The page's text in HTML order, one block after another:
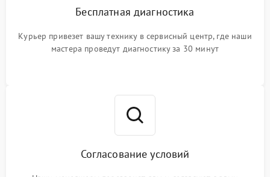
Бесплатная диагностика
Курьер привезет вашу технику в сервисный центр, где наши
мастера проведут диагностику за 30 минут
Согласование условий